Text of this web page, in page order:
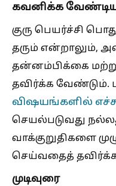
கவனிக்க
குரு பெயர்ச்சி
தரும் என்றாலும்,
தன்னம்பிக்கை
தவிர்க்க
விஷயங்களில்
செயல்படுவது
வாக்குறுதிகளை
செய்வதைத்
முடிவுரை